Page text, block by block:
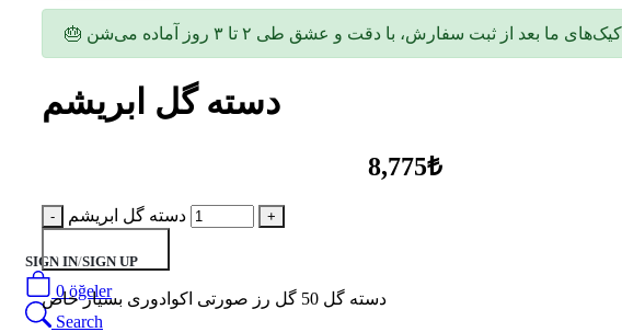
SIGN IN/SIGN UP
0öğeler
Search
دسته گل ابریشم
8,775₺
دسته گل ابریشم
دسته گل 50 گل رز صورتی اکوادوری بسیار خاص